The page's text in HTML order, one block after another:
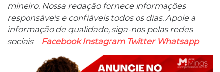
mineiro. Nossa redação fornece informações
responsáveis ​​e confiáveis ​​todos os dias. Apoie a
informação de qualidade, siga-nos pelas redes
sociais – Facebook Instagram Twitter Whatsapp